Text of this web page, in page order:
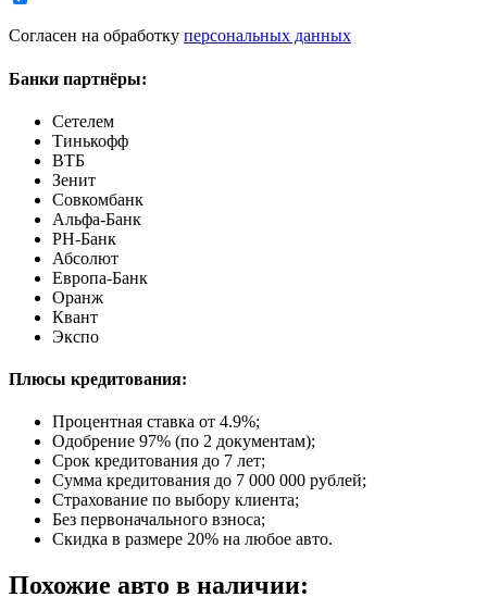
Согласен на обработку персональных данных
Банки партнёры:
Сетелем
Тинькофф
ВТБ
Зенит
Совкомбанк
Альфа-Банк
РН-Банк
Абсолют
Европа-Банк
Оранж
Квант
Экспо
Плюсы кредитования:
Процентная ставка от 4.9%;
Одобрение 97% (по 2 документам);
Срок кредитования до 7 лет;
Сумма кредитования до 7 000 000 рублей;
Страхование по выбору клиента;
Без первоначального взноса;
Скидка в размере 20% на любое авто.
Похожие авто в наличии: